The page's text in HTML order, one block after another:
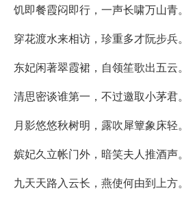
饥即餐霞闷即行，一声长啸万山青。
穿花渡水来相访，珍重多才阮步兵。
东妃闲著翠霞裙，自领笙歌出五云。
清思密谈谁第一，不过邀取小茅君。
月影悠悠秋树明，露吹犀簟象床轻。
嫔妃久立帐门外，暗笑夫人推酒声。
九天天路入云长，燕使何由到上方。